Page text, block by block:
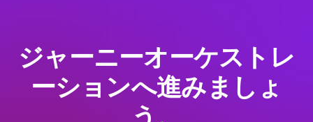
ジャーニーオーケストレ
ーションへ進みましょ